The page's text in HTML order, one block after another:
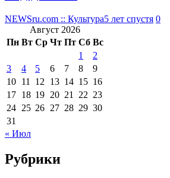
NEWSru.com :: Культура5 лет спустя 0
Август 2026
Пн Вт Ср Чт Пт Сб Вс
1
2
3
4 5 6 7 8
9
10 11 12 13 14 15 16
17 18 19 20 21 22 23
24 25 26 27 28 29 30
31
« Июл
Рубрики